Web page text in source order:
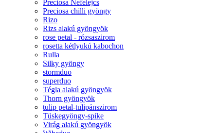
Preciosa Nefelejcs
Preciosa chilli gyöngy
Rizo
Rizs alakú gyöngyök
rose petal - rózsaszirom
rosetta kétlyukú kabochon
Rulla
Silky gyöngy
stormduo
superduo
Tégla alakú gyöngyök
Thorn gyöngyök
tulip petal-tulipánszirom
Tüskegyöngy-spike
Virág alakú gyöngyök